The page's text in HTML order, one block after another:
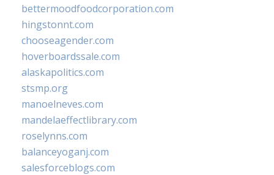
bettermoodfoodcorporation.com
hingstonnt.com
chooseagender.com
hoverboardssale.com
alaskapolitics.com
stsmp.org
manoelneves.com
mandelaeffectlibrary.com
roselynns.com
balanceyoganj.com
salesforceblogs.com